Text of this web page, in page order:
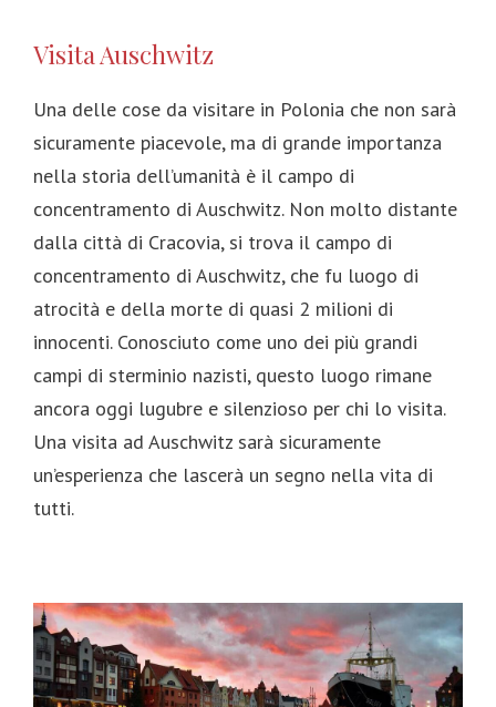
Visita Auschwitz
Una delle cose da visitare in Polonia che non sarà
sicuramente piacevole, ma di grande importanza
nella storia dell’umanità è il campo di
concentramento di Auschwitz. Non molto distante
dalla città di Cracovia, si trova il campo di
concentramento di Auschwitz, che fu luogo di
atrocità e della morte di quasi 2 milioni di
innocenti. Conosciuto come uno dei più grandi
campi di sterminio nazisti, questo luogo rimane
ancora oggi lugubre e silenzioso per chi lo visita.
Una visita ad Auschwitz sarà sicuramente
un’esperienza che lascerà un segno nella vita di
tutti.